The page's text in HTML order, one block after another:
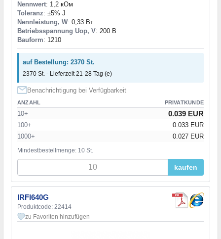
Nennwert: 1,2 кОм
Toleranz: ±5% J
Nennleistung, W: 0,33 Вт
Betriebsspannung Uop, V: 200 В
Bauform: 1210
auf Bestellung: 2370 St.
2370 St. - Lieferzeit 21-28 Tag (e)
Benachrichtigung bei Verfügbarkeit
ANZAHL PRIVATKUNDE
10+ 0.039 EUR
100+
0.033 EUR
1000+
0.027 EUR
Mindestbestellmenge: 10 St.
kaufen
IRFI640G
Produktcode: 22414
zu Favoriten hinzufügen